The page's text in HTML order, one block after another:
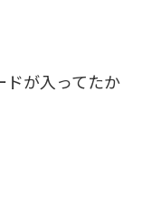
ドが入ってたか